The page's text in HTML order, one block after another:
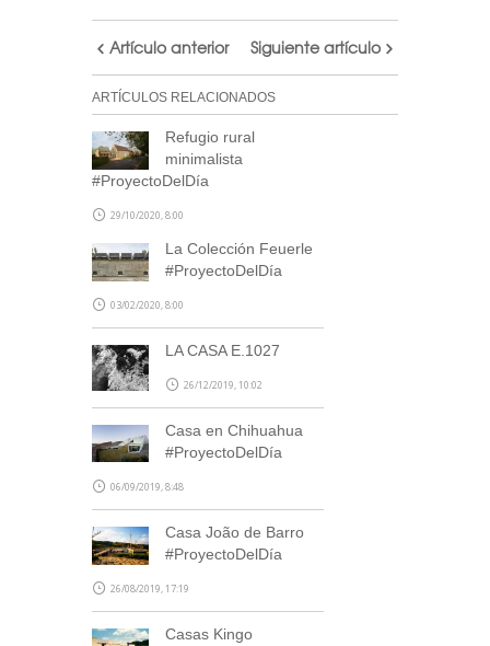
Artículo anterior Siguiente artículo
ARTÍCULOS RELACIONADOS
Refugio rural
minimalista
#ProyectoDelDía
29/10/2020, 8:00
La Colección Feuerle
#ProyectoDelDía
03/02/2020, 8:00
LA CASA E.1027
26/12/2019, 10:02
Casa en Chihuahua
#ProyectoDelDía
06/09/2019, 8:48
Casa João de Barro
#ProyectoDelDía
26/08/2019, 17:19
Casas Kingo